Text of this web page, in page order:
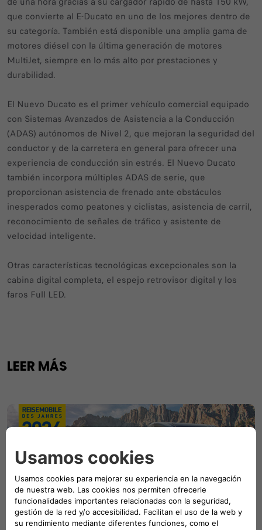
que convierte al E-Ducato en uno de los mejores dentro de
su categoría. También está disponible una amplia gama de
motores diésel con la última generación de motores
MultiJet, siempre en lo más alto por prestaciones y
durabilidad.
El Nuevo Ducato es el primer vehículo comercial equipado
con Sistemas Avanzados de Asistencia a la Conducción
(ADAS) autónomos de Nivel 2, que mejoran la seguridad del
conductor y de la carretera en general para ofrecer una
experiencia de conducción sin estrés. El Nuevo Ducato
también incorpora múltiples ADAS de serie, que
proporcionan asistencia de frenado ante obstáculos
inesperados como peatones y ciclistas, asistencia de carril,
reconocimiento de señales de tráfico y asistente de
velocidad inteligente.
Otras características tecnológicas excepcionales son la
cabina digital completa, el espejo retrovisor digital y los
faros Full LED.
LEER MÁS